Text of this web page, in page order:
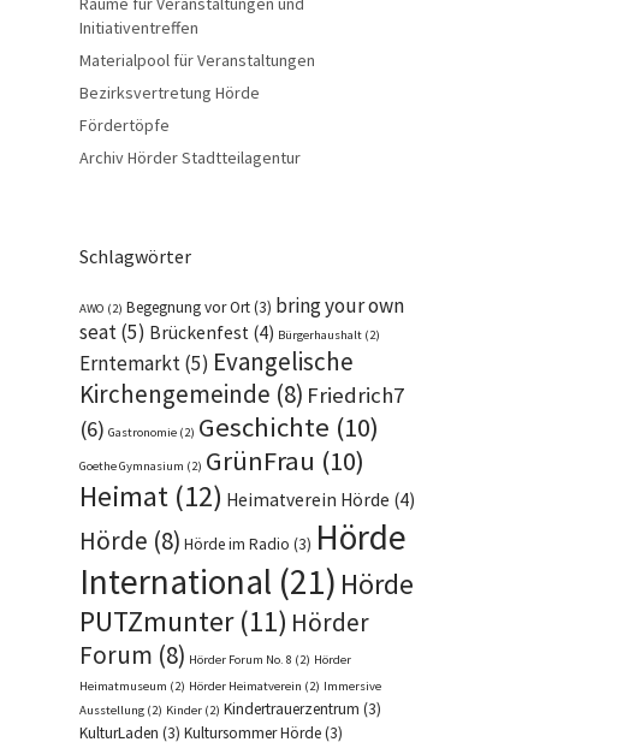
Initiativentreffen
Materialpool für Veranstaltungen
Bezirksvertretung Hörde
Fördertöpfe
Archiv Hörder Stadtteilagentur
Schlagwörter
AWO (2) Begegnung vor Ort(3) bring your own
seat(5) Brückenfest (4) Bürgerhaushalt (2)
Erntemarkt(5) Evangelische
Kirchengemeinde (8) Friedrich7
(6) Gastronomie (2) Geschichte (10)
Goethe Gymnasium (2) GrünFrau (10)
Heimat (12) Heimatverein Hörde (4)
Hörde (8) Hörde im Radio (3) Hörde
International (21) Hörde
PUTZmunter(11) Hörder
Forum (8) Hörder Forum No. 8 (2) Hörder
Heimatmuseum (2) Hörder Heimatverein (2) Immersive
Ausstellung (2) Kinder (2) Kindertrauerzentrum (3)
KulturLaden (3) Kultursommer Hörde(3)